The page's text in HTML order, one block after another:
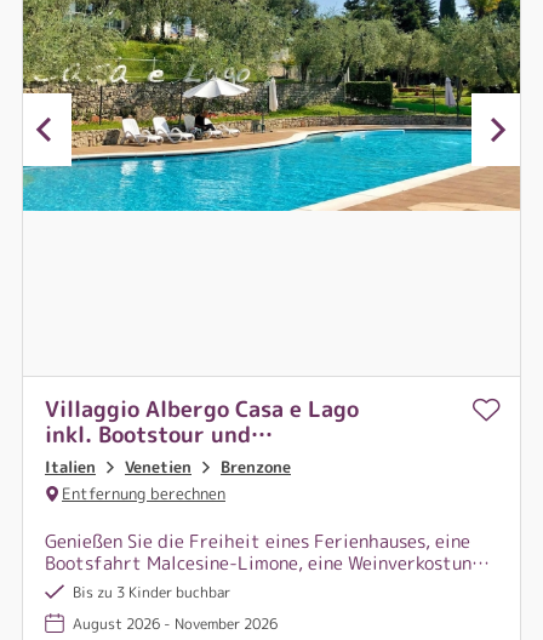
Villaggio Albergo Casa e Lago
inkl. Bootstour und
Weinverkostung
Italien Venetien
Brenzone
Entfernung berechnen
Genießen Sie die Freiheit eines Ferienhauses, eine
Bootsfahrt Malcesine-Limone, eine Weinverkostung
in Bardolino. Bettwäsche, Handtücher und
Endreinigung inklusive
Bis zu 3 Kinder buchbar
August 2026 - November 2026